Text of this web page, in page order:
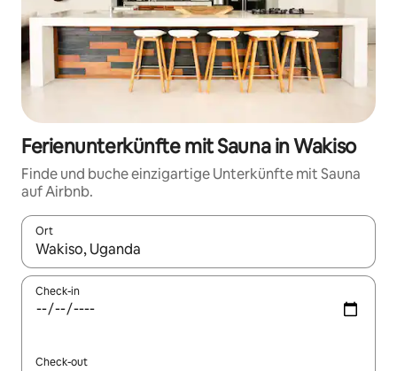
Ferienunterkünfte mit Sauna in Wakiso
Finde und buche einzigartige Unterkünfte mit Sauna
auf Airbnb.
Ort
Wenn Ergebnisse verfügbar sind, navigiere mit den
Check-in
Check-out